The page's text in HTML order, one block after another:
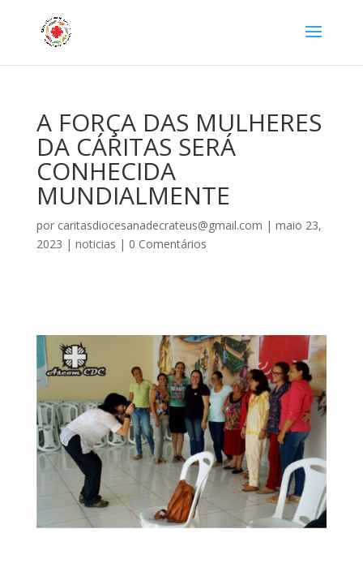
A FORÇA DAS MULHERES
DA CÁRITAS SERÁ
CONHECIDA
MUNDIALMENTE
por caritasdiocesanadecrateus@gmail.com | maio 23,
2023 | noticias | 0 Comentários